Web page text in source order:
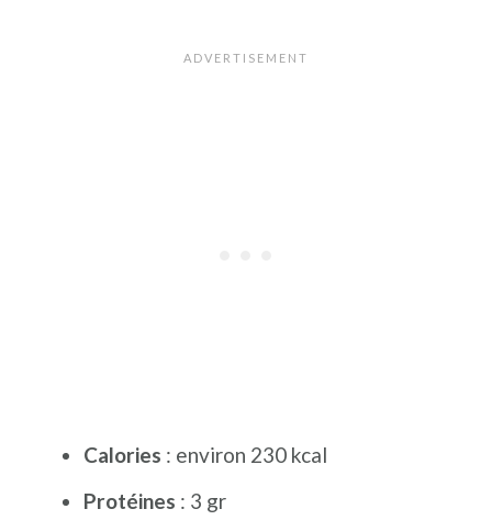
Calories : environ 230 kcal
Protéines : 3 gr